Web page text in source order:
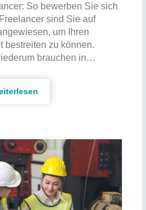
So bewerben Sie sich
sind Sie auf
um Ihren
bestreiten zu können.
brauchen in…